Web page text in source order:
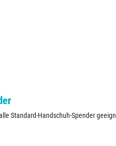
Standard-Handschuh-Spender